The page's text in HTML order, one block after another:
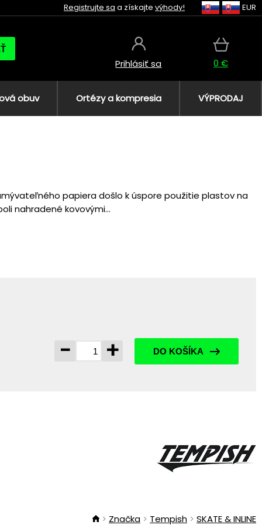
Registrujte sa a získajte výhody! EUR
Prihlásiť sa 0 €
obuv Ortézy a kompresia VÝPRODAJ
umývateľného papiera došlo k úspore použitie plastov na
nahradené kovovými...
- + DO KOŠÍKA
Značka Tempish SKATE & INLINE